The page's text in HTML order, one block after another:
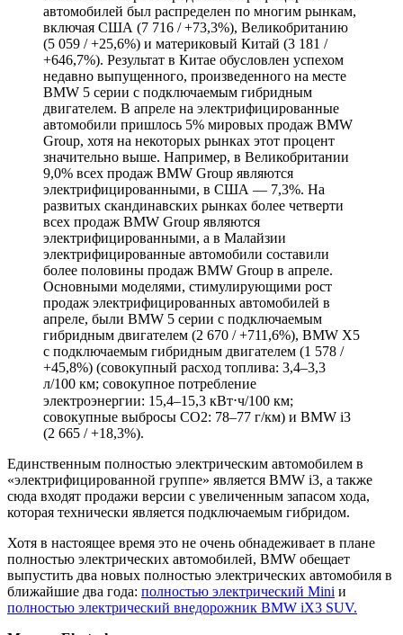
автомобилей был распределен по многим рынкам,
включая США (7 716 / +73,3%), Великобританию
(5 059 / +25,6%) и материковый Китай (3 181 /
+646,7%). Результат в Китае обусловлен успехом
недавно выпущенного, произведенного на месте
BMW 5 серии с подключаемым гибридным
двигателем. В апреле на электрифицированные
автомобили пришлось 5% мировых продаж BMW
Group, хотя на некоторых рынках этот процент
значительно выше. Например, в Великобритании
9,0% всех продаж BMW Group являются
электрифицированными, в США — 7,3%. На
развитых скандинавских рынках более четверти
всех продаж BMW Group являются
электрифицированными, а в Малайзии
электрифицированные автомобили составили
более половины продаж BMW Group в апреле.
Основными моделями, стимулирующими рост
продаж электрифицированных автомобилей в
апреле, были BMW 5 серии с подключаемым
гибридным двигателем (2 670 / +711,6%), BMW X5
с подключаемым гибридным двигателем (1 578 /
+45,8%) (совокупный расход топлива: 3,4–3,3
л/100 км; совокупное потребление
электроэнергии: 15,4–15,3 кВт⋅ч/100 км;
совокупные выбросы CO2: 78–77 г/км) и BMW i3
(2 665 / +18,3%).
Единственным полностью электрическим автомобилем в
«электрифицированной группе» является BMW i3, а также
сюда входят продажи версии с увеличенным запасом хода,
которая технически является подключаемым гибридом.
Хотя в настоящее время это не очень обнадеживает в плане
полностью электрических автомобилей, BMW обещает
выпустить два новых полностью электрических автомобиля в
ближайшие два года: полностью электрический Mini и
полностью электрический внедорожник BMW iX3 SUV.